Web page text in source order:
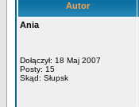
Autor
Ania
Dołączył: 18 Maj 2007
Posty: 15
Skąd: Słupsk